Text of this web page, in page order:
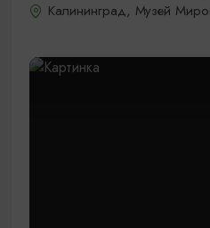
Калининград, Музей